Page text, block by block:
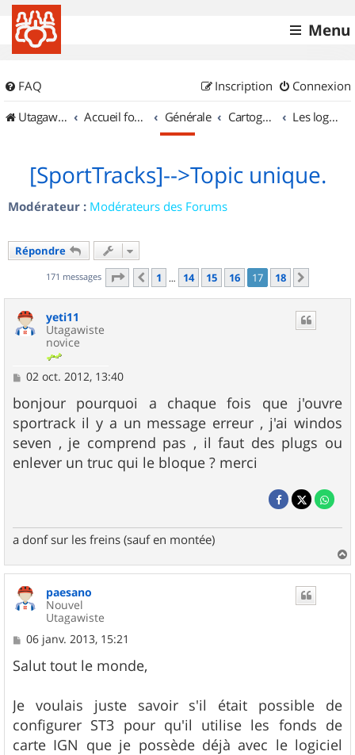
Menu
FAQ Connexion
Inscription
UtagawaVTT (Randos VTT et VTTAE avec traces GPS)
Accueil forum Générale Cartographie et GPS Les logiciels
[SportTracks]-->Topic unique.
Modérateur : Modérateurs des Forums
Répondre
171 messages Page 17 sur18
Précédent
1 … 14 15 16 17 18
yeti11
Utagawiste
novice
M
s
s
a
g
e
02 oct. 2012, 13:40
bonjour pourquoi a chaque fois que j'ouvre
sportrack il y a un message erreur , j'ai windos
seven , je comprend pas , il faut des plugs ou
enlever un truc qui le bloque ? merci
a donf sur les freins (sauf en montée)
a
u
paesano
Nouvel
Utagawiste
M
s
s
g
e
06 janv. 2013, 15:21
Salut tout le monde,
Je voulais juste savoir s'il était possible de
configurer ST3 pour qu'il utilise les fonds de
carte IGN que je possède déjà avec le logiciel